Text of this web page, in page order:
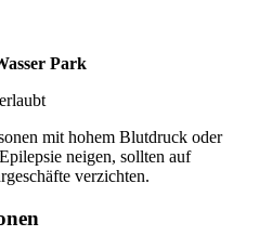
Park
mit hohem Blutdruck oder
neigen, sollten auf
verzichten.